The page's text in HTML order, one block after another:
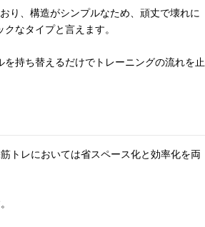
り、構造がシンプルなため、頑丈で壊れに
なタイプと言えます。
持ち替えるだけでトレーニングの流れを止
トレにおいては省スペース化と効率化を両